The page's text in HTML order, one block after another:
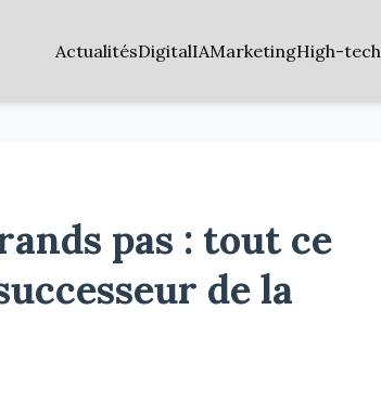
ActualitésDigitalIAMarketingHigh-tech
pas : tout ce
de la